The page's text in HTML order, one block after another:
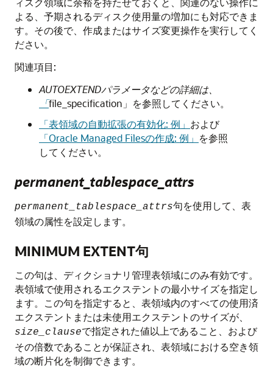
よる、予期されるディスク使用量の増加にも対応できま
す。その後で、作成またはサイズ変更操作を実行してく
ださい。
関連項目:
AUTOEXTENDパラメータなどの詳細は、
「file_specification」
を参照してください。
「表領域の自動拡張の有効化: 例」 および
「Oracle Managed Filesの作成: 例」 を参照
してください。
permanent_tablespace_attrs
permanent_tablespace_attrs句を使用して、表
領域の属性を設定します。
MINIMUM EXTENT句
この句は、ディクショナリ管理表領域にのみ有効です。
表領域で使用されるエクステントの最小サイズを指定し
ます。この句を指定すると、表領域内のすべての使用済
エクステントまたは未使用エクステントのサイズが、
size_clauseで指定された値以上であること、および
その倍数であることが保証され、表領域における空き領
域の断片化を制御できます。